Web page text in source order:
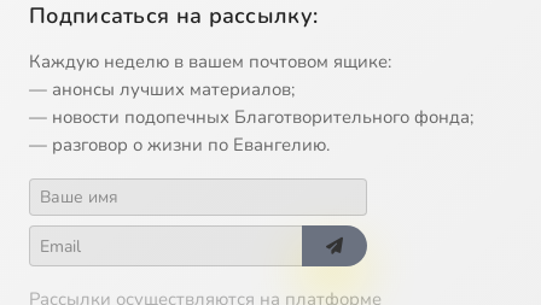
Подписаться на рассылку:
Каждую неделю в вашем почтовом ящике:
— анонсы лучших материалов;
— новости подопечных Благотворительного фонда;
— разговор о жизни по Евангелию.
Рассылки осуществляются на платформе